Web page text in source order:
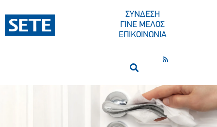
ΣΥΝΔΕΣΗ
ΓΙΝΕ ΜΕΛΟΣ
ΕΠΙΚΟΙΝΩΝΙΑ